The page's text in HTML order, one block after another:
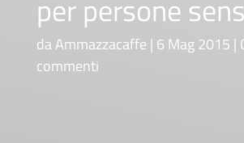
per persone
daAmmazzacaffe 6 Mag 2015
commenti